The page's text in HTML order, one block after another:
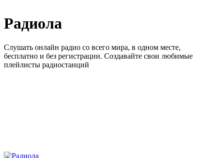
Радиола
Слушать онлайн радио со всего мира, в одном месте,
бесплатно и без регистрации. Создавайте свои любимые
плейлисты радиостанций